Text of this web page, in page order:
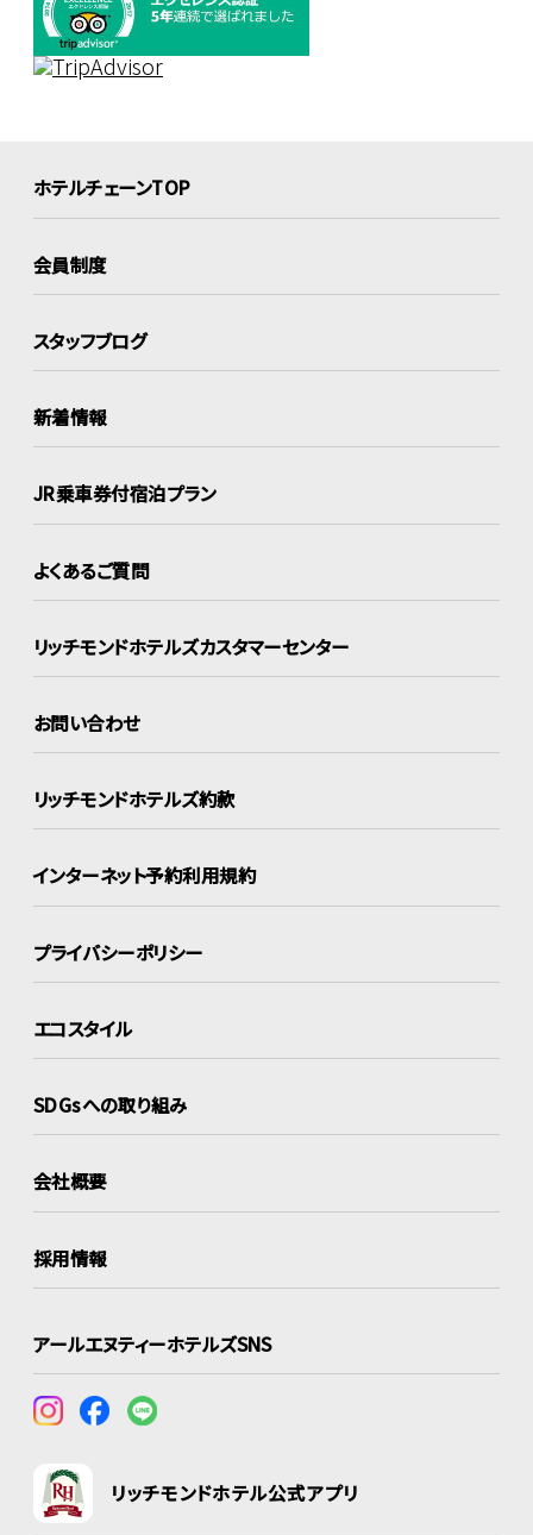
ホテルチェーンTOP
会員制度
スタッフブログ
新着情報
JR乗車券付宿泊プラン
よくあるご質問
リッチモンドホテルズカスタマーセンター
お問い合わせ
リッチモンドホテルズ約款
インターネット予約利用規約
プライバシーポリシー
エコスタイル
SDGsへの取り組み
会社概要
採用情報
アールエヌティーホテルズSNS
リッチモンドホテル公式アプリ